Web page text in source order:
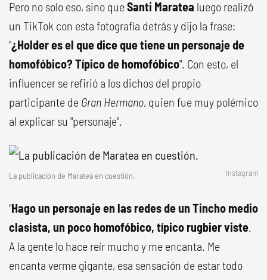
Pero no solo eso, sino queSanti Maratea luego realizó
un TikTok con esta fotografía detrás y dijo la frase:
"¿Holder es el que dice que tiene un personaje de
homofóbico? Típico de homofóbico". Con esto, el
influencer se refirió a los dichos del propio
participante de Gran Hermano, quien fue muy polémico
al explicar su "personaje".
La publicación de Maratea en cuestión. Instagram
"Hago un personaje en las redes de un Tincho medio
clasista, un poco homofóbico, típico rugbier viste.
A la gente lo hace reír mucho y me encanta. Me
encanta verme gigante, esa sensación de estar todo